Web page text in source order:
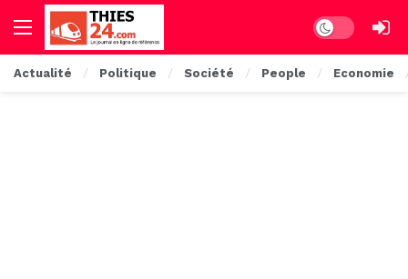
Dark mode
Actualité Politique Société People Economie